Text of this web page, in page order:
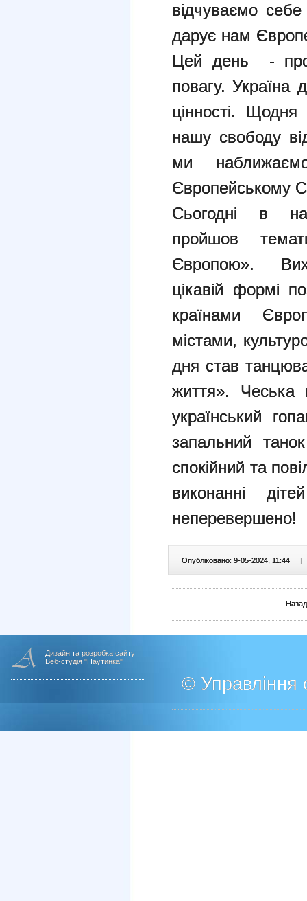
відчуваємо себе
дарує нам
Цей день - про
повагу. Україна
цінності.
нашу свободу
ми
Європейському
Сьогодні в
пройшов
Європою».
цікавій формі
країнами
містами,
дня став
життя». Чеська
український
запальний
спокійний та
виконанні
неперевершено!
Опубліковано: 9-05-2024, 11:44 |
Назад
Дизайн та розробка сайту
Веб-студія "Паутинка"
© Управління